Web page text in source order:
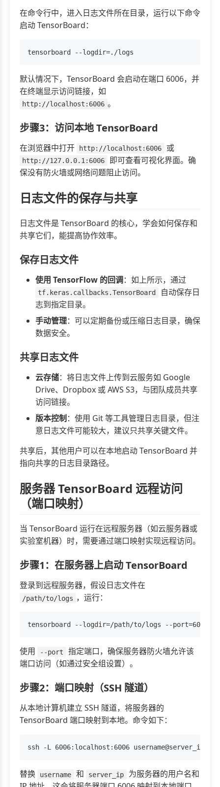
在命令行中，进入日志文件所在目录，运行以下命令
启动 TensorBoard：
默认情况下，TensorBoard 会启动在端口 6006，并
在终端显示访问链接，如
http://localhost:6006 。
步骤3：访问本地 TensorBoard
在浏览器中打开 http://localhost:6006 或
http://127.0.0.1:6006
即可查看可视化界面。确
保没有防火墙或网络问题阻止访问。
日志文件的保存与共享
日志文件是 TensorBoard 的核心，学会如何保存和
共享它们，能提高协作效率。
保存日志文件
使用 TensorFlow 的回调：如上所示，通过
tf.keras.callbacks.TensorBoard
自动保存日
志到指定目录。
手动管理：可以定期备份或压缩日志目录，确保
数据安全。
共享日志文件
云存储：将日志文件上传到云服务如 Google
Drive、Dropbox 或 AWS S3，与团队成员共享
访问链接。
版本控制 ：使用 Git 等工具管理日志目录，但注
意日志文件可能较大，建议只共享关键文件。
共享后，其他用户可以在本地启动 TensorBoard 并
指向共享的日志目录路径。
服务器 TensorBoard 远程访问
（端口映射）
当 TensorBoard 运行在远程服务器（如云服务器或
实验室机器）时，需要通过端口映射实现远程访问。
步骤1：在服务器上启动 TensorBoard
登录到远程服务器，假设日志文件在
/path/to/logs ，运行：
使用 --port
指定端口，确保服务器防火墙允许该
端口访问（如通过安全组设置）。
步骤2：端口映射（SSH 隧道）
从本地计算机建立 SSH 隧道，将服务器的
TensorBoard 端口映射到本地。命令如下：
替换 username 和 server_ip
为服务器的用户名和